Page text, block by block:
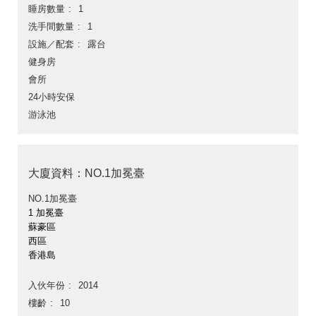
睡房數量
1
洗手間數量
1
設施／配套
露台
健身房
會所
24小時安保
游泳池
大廈資料：NO.1加冕臺
NO.1加冕臺
1 加冕臺
蘇豪區
西區
香港島
入伙年份
2014
樓齡
10